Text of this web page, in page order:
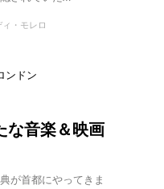
ィ・モレロ
音楽＆映画祭が
が首都にやってきます。サ